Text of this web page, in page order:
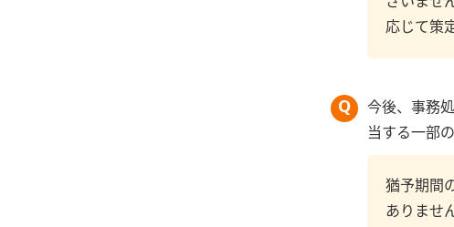
応じて策
今後、事務
当する一部
猶予期間
ありませ